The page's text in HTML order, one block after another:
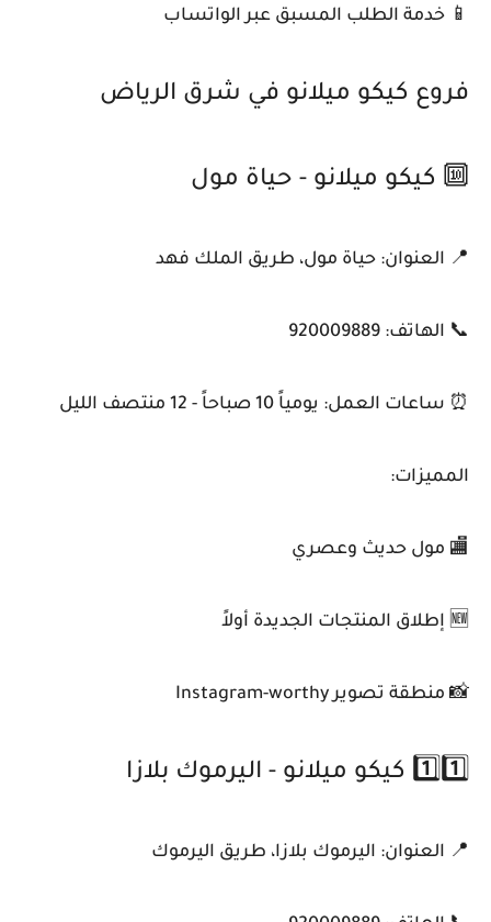
📱 خدمة الطلب المسبق عبر الواتساب
فروع كيكو ميلانو في شرق الرياض
🔟 كيكو ميلانو - حياة مول
📍 العنوان: حياة مول، طريق الملك فهد
📞 الهاتف: 920009889
⏰ ساعات العمل: يومياً 10 صباحاً - 12 منتصف الليل
المميزات:
🏬 مول حديث وعصري
🆕 إطلاق المنتجات الجديدة أولاً
📸 منطقة تصوير Instagram-worthy
1️⃣1️⃣ كيكو ميلانو - اليرموك بلازا
📍 العنوان: اليرموك بلازا، طريق اليرموك